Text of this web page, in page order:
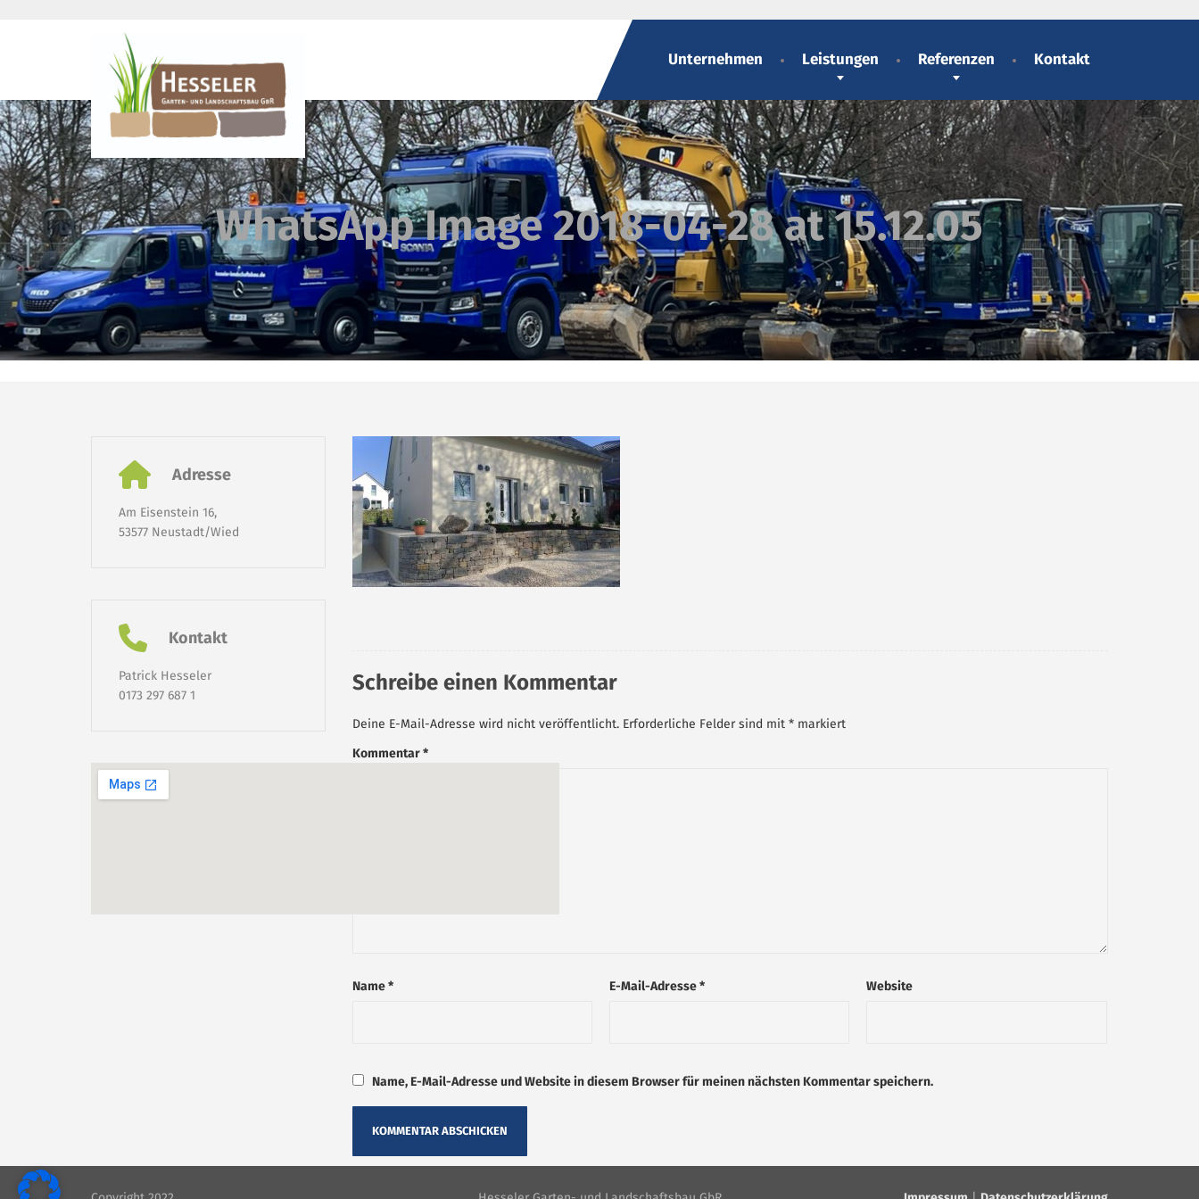
Unternehmen Leistungen Referenzen Kontakt
WhatsApp Image 2018-04-28 at 15.12.05
Schreibe einen Kommentar
Deine E-Mail-Adresse wird nicht veröffentlicht. Erforderliche Felder sind mit *markiert
Kommentar*
Name* E-Mail-Adresse* Website
Name, E-Mail-Adresse und Website in diesem Browser für meinen nächsten Kommentar speichern.
Adresse
Am Eisenstein 16,
53577 Neustadt/Wied
Kontakt
Patrick Hesseler
0173 297 687 1